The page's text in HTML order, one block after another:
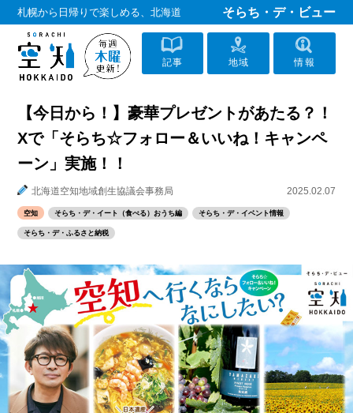
札幌から日帰りで楽しめる、北海道 そらち・デ・ビュー
記事 地域 情報
【今日から！】豪華プレゼントがあたる？！
Xで「そらち☆フォロー＆いいね！キャンペ
ーン」実施！！
北海道空知地域創生協議会事務局 2025.02.07
空知 そらち・デ・イート（食べる）おうち編 そらち・デ・イベント情報
そらち・デ・ふるさと納税